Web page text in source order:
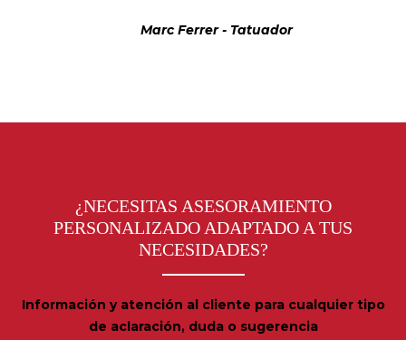
Marc Ferrer - Tatuador
¿NECESITAS ASESORAMIENTO
PERSONALIZADO ADAPTADO A TUS
NECESIDADES?
Información y atención al cliente para cualquier tipo
de aclaración, duda o sugerencia